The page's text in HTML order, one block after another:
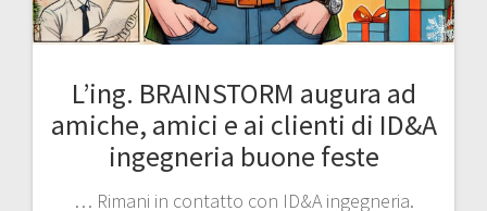
L’ing. BRAINSTORM augura ad
amiche, amici e ai clienti di ID&A
ingegneria buone feste
… Rimani in contatto con ID&A ingegneria.